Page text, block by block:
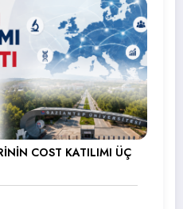
COST KATILIMI ÜÇ